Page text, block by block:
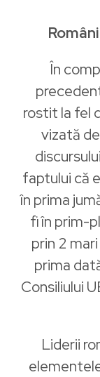
În
rostit la fel
vizată
faptului că
în prima
fi în prim-
prin 2
prima
Consiliului
Liderii